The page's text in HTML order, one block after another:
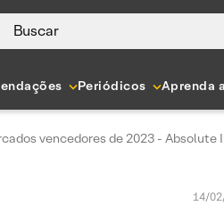
Buscar
Periódicos Aprenda
vencedores de 2023 -
14/